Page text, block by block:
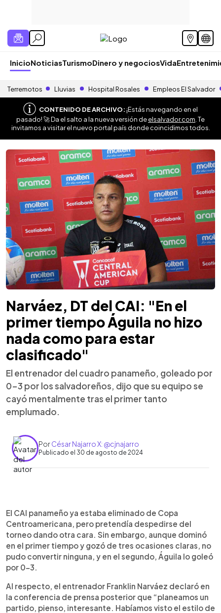
InicioNoticiasTurismoDinero y negociosVida
Terremotos Lluvias Hospital Rosales Empleos El Salvador
CONTENIDO DE ARCHIVO:¡Estás navegando en el
pasado! 🚀 Da el salto a la nueva versión deelsalvador.com . Te
invitamos a visitar el nuevo portal país donde coincidimos todos.
Narváez, DT del CAI: "En el
primer tiempo Águila no hizo
nada como para estar
clasificado"
El entrenador del cuadro panameño, goleado por
0-3 por los salvadoreños, dijo que su equipo se
cayó mentalmente tras el primer tanto
emplumado.
PorCésar Najarro X: @cjnajarro
Publicado el 30 de agosto de 2024
Escuchar artículo
El CAI panameño ya estaba eliminado de Copa
Centroamericana, pero pretendía despedirse del
torneo dando otra cara. Sin embargo, aunque dominó
en el primer tiempo y gozó de tres ocasiones claras, no
pudo convertir ninguna, y en el segundo, Águila lo goleó
por 0-3.
Al respecto, el entrenador Franklin Narváez declaró en
la conferencia de prensa posterior que “planeamos un
partido, pienso, interesante. Habíamos visto el estilo de